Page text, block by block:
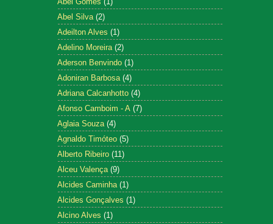
Abel Silva (2)
Adeilton Alves (1)
Adelino Moreira (2)
Aderson Benvindo (1)
Adoniran Barbosa (4)
Adriana Calcanhotto (4)
Afonso Camboim - A (7)
Aglaia Souza (4)
Agnaldo Timóteo (5)
Alberto Ribeiro (11)
Alceu Valença (9)
Alcides Caminha (1)
Alcides Gonçalves (1)
Alcino Alves (1)